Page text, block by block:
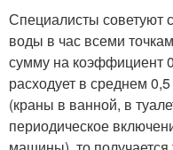
Специалисты советуют
воды в час всеми
сумму на коэффициент
расходует в среднем
(краны в ванной, в
периодическое